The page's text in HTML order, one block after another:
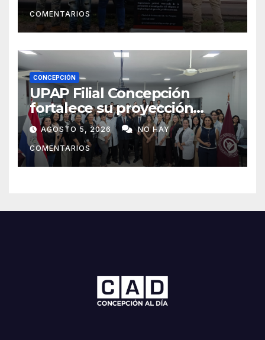
COMENTARIOS
CONCEPCIÓN
UPAP Filial Concepción
fortalece su proyección
internacional con la visita del
Prof. Dr. Antonio Castaño,
referente de la Universidad
de Sevilla
AGOSTO 5, 2026 NO HAY
COMENTARIOS